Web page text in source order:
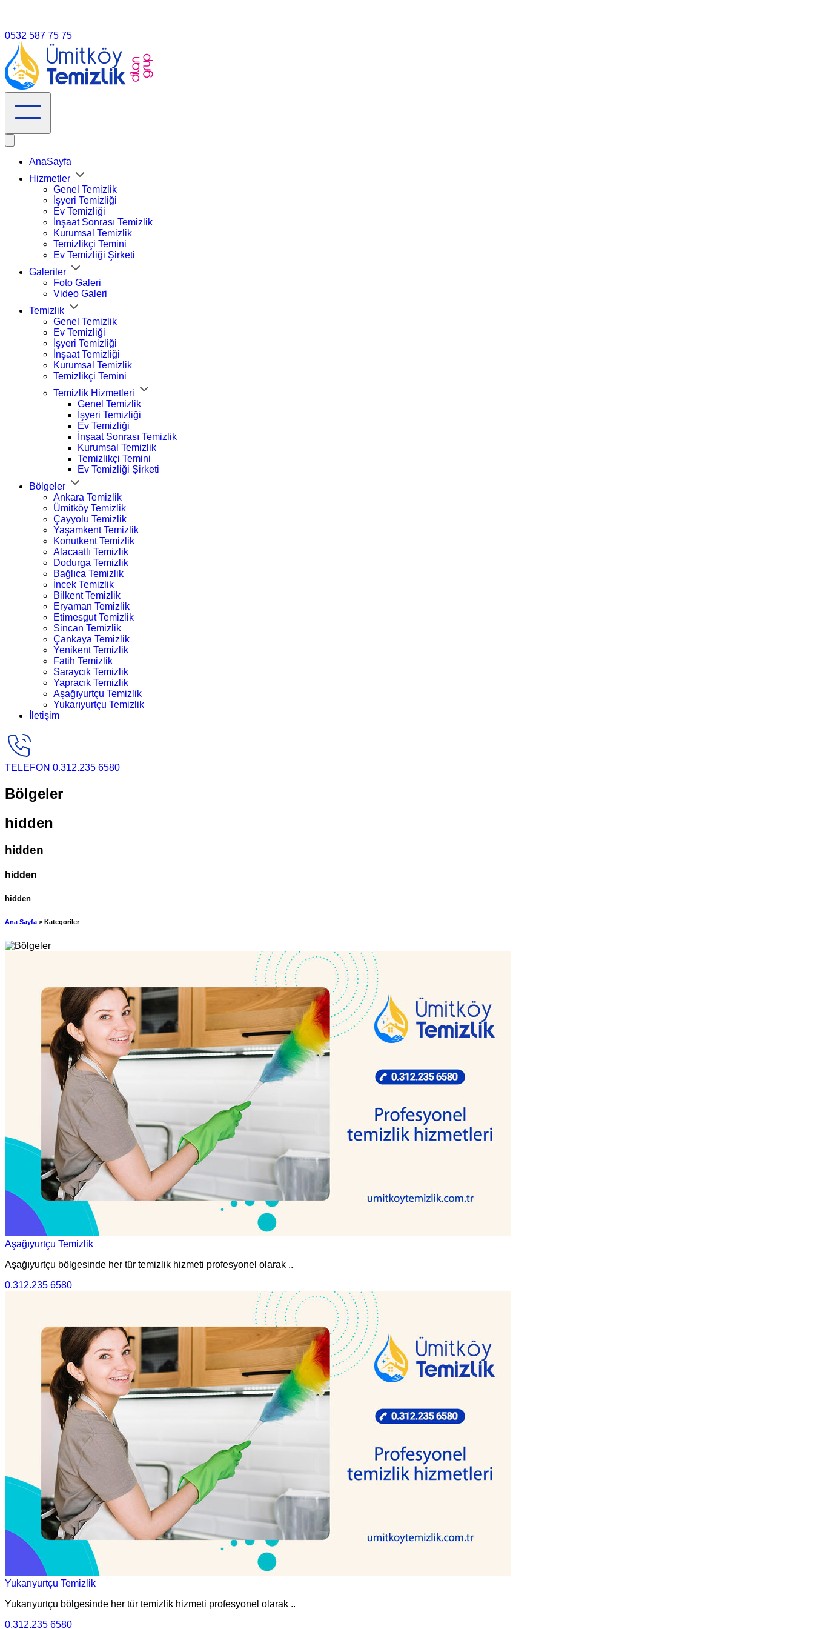
0532 587 75 75
AnaSayfa
Hizmetler
Genel Temizlik
İşyeri Temizliği
Ev Temizliği
İnşaat Sonrası Temizlik
Kurumsal Temizlik
Temizlikçi Temini
Ev Temizliği Şirketi
Galeriler
Foto Galeri
Video Galeri
Temizlik
Genel Temizlik
Ev Temizliği
İşyeri Temizliği
İnşaat Temizliği
Kurumsal Temizlik
Temizlikçi Temini
Temizlik Hizmetleri
Genel Temizlik
İşyeri Temizliği
Ev Temizliği
İnşaat Sonrası Temizlik
Kurumsal Temizlik
Temizlikçi Temini
Ev Temizliği Şirketi
Bölgeler
Ankara Temizlik
Ümitköy Temizlik
Çayyolu Temizlik
Yaşamkent Temizlik
Konutkent Temizlik
Alacaatlı Temizlik
Dodurga Temizlik
Bağlıca Temizlik
İncek Temizlik
Bilkent Temizlik
Eryaman Temizlik
Etimesgut Temizlik
Sincan Temizlik
Çankaya Temizlik
Yenikent Temizlik
Fatih Temizlik
Saraycık Temizlik
Yapracık Temizlik
Aşağıyurtçu Temizlik
Yukarıyurtçu Temizlik
İletişim
TELEFON 0.312.235 6580
Bölgeler
hidden
hidden
hidden
hidden
Ana Sayfa > Kategoriler
Aşağıyurtçu Temizlik
Aşağıyurtçu bölgesinde her tür temizlik hizmeti profesyonel olarak ..
0.312.235 6580
Yukarıyurtçu Temizlik
Yukarıyurtçu bölgesinde her tür temizlik hizmeti profesyonel olarak ..
0.312.235 6580